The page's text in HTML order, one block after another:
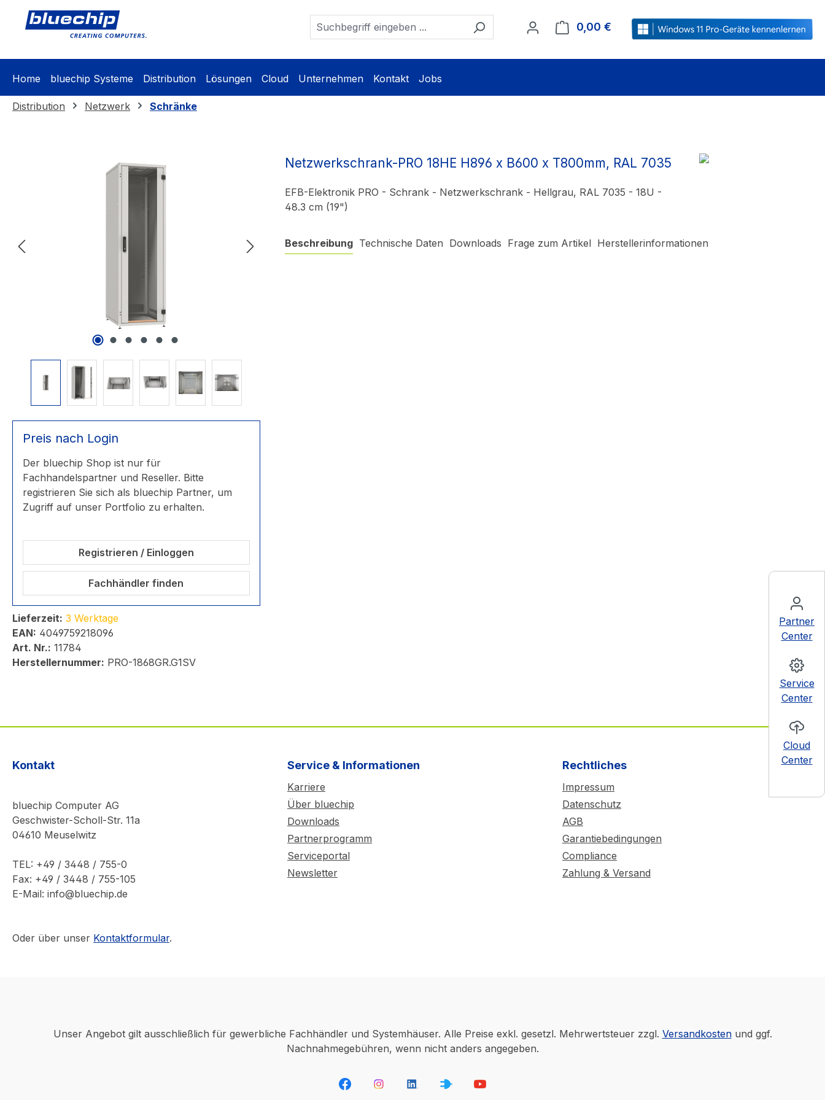
Zur Hauptnavigation springen
Partner
Center
Service
Center
Cloud
Center
0,00 € Warenkorb enthält 0 Positionen. Der
Home bluechip Systeme Distribution Lösungen Cloud Unternehmen Kontakt Jobs
Distribution Netzwerk Schränke
Preis nach Login
Der bluechip Shop ist nur für
Fachhandelspartner und Reseller. Bitte
registrieren Sie sich als bluechip Partner, um
Zugriff auf unser Portfolio zu erhalten.
Registrieren / Einloggen
Fachhändler finden
Lieferzeit: 3 Werktage
EAN: 4049759218096
Art. Nr.: 11784
Herstellernummer: PRO-1868GR.G1SV
Netzwerkschrank-PRO 18HE H896 x B600 x T800mm, RAL 7035
EFB-Elektronik PRO - Schrank - Netzwerkschrank - Hellgrau, RAL 7035 - 18U -
48.3 cm (19")
Beschreibung Technische Daten Downloads Frage zum Artikel Herstellerinformationen
Kontakt
bluechip Computer AG
Geschwister-Scholl-Str. 11a
04610 Meuselwitz
TEL: +49 / 3448 / 755-0
Fax: +49 / 3448 / 755-105
E-Mail: info@bluechip.de
Oder über unser Kontaktformular.
Service & Informationen
Karriere
Über bluechip
Downloads
Partnerprogramm
Serviceportal
Newsletter
Rechtliches
Impressum
Datenschutz
AGB
Garantiebedingungen
Compliance
Zahlung & Versand
Unser Angebot gilt ausschließlich für gewerbliche Fachhändler und Systemhäuser. Alle Preise exkl. gesetzl. Mehrwertsteuer zzgl. Versandkostenund ggf.
Nachnahmegebühren, wenn nicht anders angegeben.